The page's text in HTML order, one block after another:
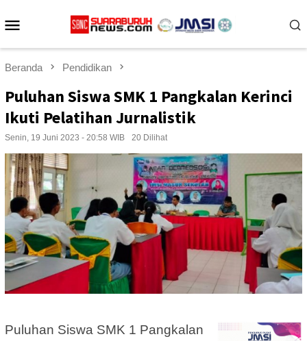
ke
Beranda Pendidikan
Puluhan Siswa SMK 1 Pangkalan Kerinci
Ikuti Pelatihan Jurnalistik
Senin, 19 Juni 2023 - 20:58 WIB 20 Dilihat
Puluhan Siswa SMK 1 Pangkalan